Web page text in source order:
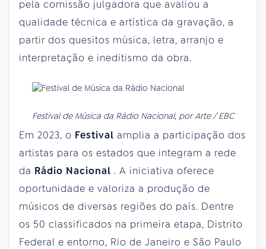
pela comissão julgadora que avaliou a
qualidade técnica e artística da gravação, a
partir dos quesitos música, letra, arranjo e
interpretação e ineditismo da obra.
Festival de Música da Rádio Nacional, por Arte / EBC
Em 2023, o Festival amplia a participação dos
artistas para os estados que integram a rede
da Rádio Nacional . A iniciativa oferece
oportunidade e valoriza a produção de
músicos de diversas regiões do país. Dentre
os 50 classificados na primeira etapa, Distrito
Federal e entorno, Rio de Janeiro e São Paulo